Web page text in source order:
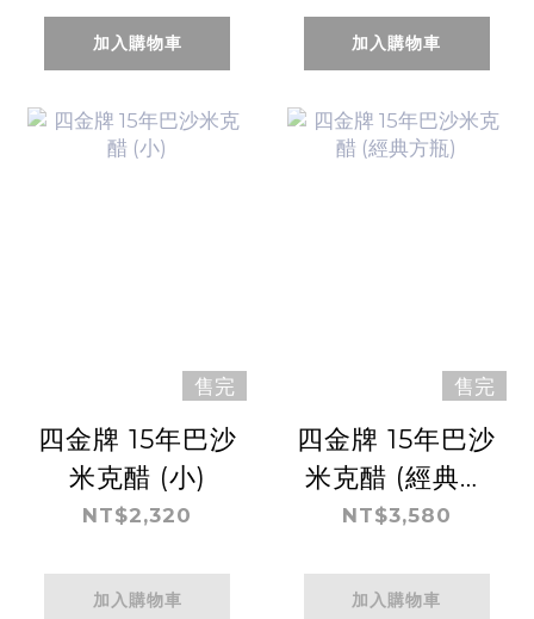
加入購物車 加入購物車
售完
四金牌 15年巴沙
米克醋 (小)
NT$2,320
加入購物車
售完
四金牌 15年巴沙
米克醋 (經典方
瓶)
NT$3,580
加入購物車